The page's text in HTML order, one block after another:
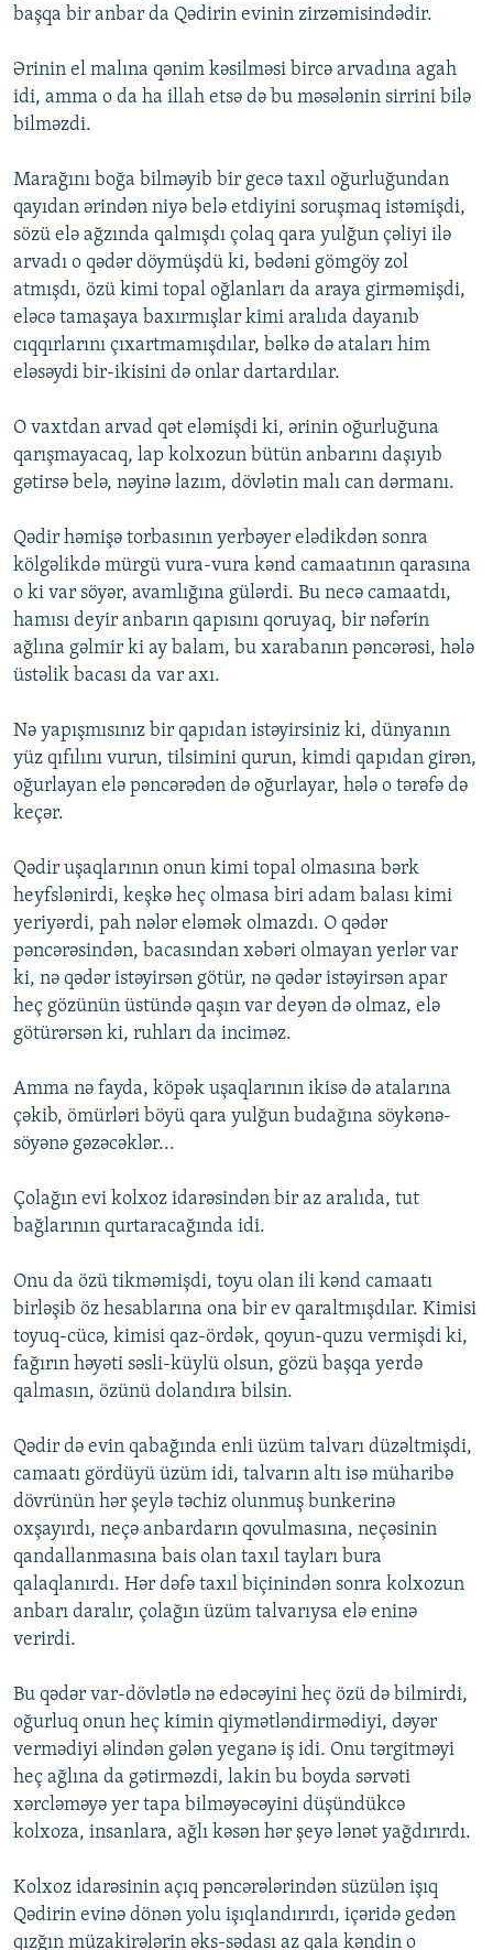
başqa bir anbar da Qədirin evinin zirzəmisindədir.
Ərinin el malına qənim kəsilməsi bircə arvadına agah
idi, amma o da ha illah etsə də bu məsələnin sirrini bilə
bilməzdi.
Marağını boğa bilməyib bir gecə taxıl oğurluğundan
qayıdan ərindən niyə belə etdiyini soruşmaq istəmişdi,
sözü elə ağzında qalmışdı çolaq qara yulğun çəliyi ilə
arvadı o qədər döymüşdü ki, bədəni gömgöy zol
atmışdı, özü kimi topal oğlanları da araya girməmişdi,
eləcə tamaşaya baxırmışlar kimi aralıda dayanıb
cıqqırlarını çıxartmamışdılar, bəlkə də ataları him
eləsəydi bir-ikisini də onlar dartardılar.
O vaxtdan arvad qət eləmişdi ki, ərinin oğurluğuna
qarışmayacaq, lap kolxozun bütün anbarını daşıyıb
gətirsə belə, nəyinə lazım, dövlətin malı can dərmanı.
Qədir həmişə torbasının yerbəyer elədikdən sonra
kölgəlikdə mürgü vura-vura kənd camaatının qarasına
o ki var söyər, avamlığına gülərdi. Bu necə camaatdı,
hamısı deyir anbarın qapısını qoruyaq, bir nəfərin
ağlına gəlmir ki ay balam, bu xarabanın pəncərəsi, hələ
üstəlik bacası da var axı.
Nə yapışmısınız bir qapıdan istəyirsiniz ki, dünyanın
yüz qıfılını vurun, tilsimini qurun, kimdi qapıdan girən,
oğurlayan elə pəncərədən də oğurlayar, hələ o tərəfə də
keçər.
Qədir uşaqlarının onun kimi topal olmasına bərk
heyfslənirdi, keşkə heç olmasa biri adam balası kimi
yeriyərdi, pah nələr eləmək olmazdı. O qədər
pəncərəsindən, bacasından xəbəri olmayan yerlər var
ki, nə qədər istəyirsən götür, nə qədər istəyirsən apar
heç gözünün üstündə qaşın var deyən də olmaz, elə
götürərsən ki, ruhları da inciməz.
Amma nə fayda, köpək uşaqlarının ikisə də atalarına
çəkib, ömürləri böyü qara yulğun budağına söykənə-
söyənə gəzəcəklər...
Çolağın evi kolxoz idarəsindən bir az aralıda, tut
bağlarının qurtaracağında idi.
Onu da özü tikməmişdi, toyu olan ili kənd camaatı
birləşib öz hesablarına ona bir ev qaraltmışdılar. Kimisi
toyuq-cücə, kimisi qaz-ördək, qoyun-quzu vermişdi ki,
fağırın həyəti səsli-küylü olsun, gözü başqa yerdə
qalmasın, özünü dolandıra bilsin.
Qədir də evin qabağında enli üzüm talvarı düzəltmişdi,
camaatı gördüyü üzüm idi, talvarın altı isə müharibə
dövrünün hər şeylə təchiz olunmuş bunkerinə
oxşayırdı, neçə anbardarın qovulmasına, neçəsinin
qandallanmasına bais olan taxıl tayları bura
qalaqlanırdı. Hər dəfə taxıl biçinindən sonra kolxozun
anbarı daralır, çolağın üzüm talvarıysa elə eninə
verirdi.
Bu qədər var-dövlətlə nə edəcəyini heç özü də bilmirdi,
oğurluq onun heç kimin qiymətləndirmədiyi, dəyər
vermədiyi əlindən gələn yeganə iş idi. Onu tərgitməyi
heç ağlına da gətirməzdi, lakin bu boyda sərvəti
xərcləməyə yer tapa bilməyəcəyini düşündükcə
kolxoza, insanlara, ağlı kəsən hər şeyə lənət yağdırırdı.
Kolxoz idarəsinin açıq pəncərələrindən süzülən işıq
Qədirin evinə dönən yolu işıqlandırırdı, içəridə gedən
qızğın müzakirələrin əks-sədası az qala kəndin o